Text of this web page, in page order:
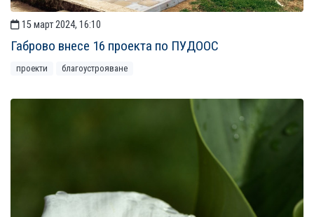
15 март 2024, 16:10
Габрово внесе 16 проекта по ПУДООС
проекти благоустрояване